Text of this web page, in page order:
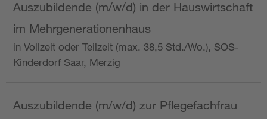
Auszubildende (m/w/d) in der Hauswirtschaft
im Mehrgenerationenhaus
in Vollzeit oder Teilzeit (max. 38,5 Std./Wo.), SOS-
Kinderdorf Saar, Merzig
Auszubildende (m/w/d) zur Pflegefachfrau